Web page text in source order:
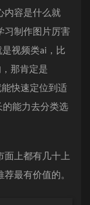
内容是什么就
习制作图片厉害
视频类ai，比
那肯定是
快速定位到适
能力去分类选
面上都有几十上
最有价值的。